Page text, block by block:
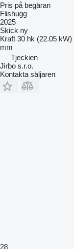
Pris på begäran
Flishugg
2025
Skick ny
Kraft 30 hk (22.05 kW)
mm
Tjeckien
Jirbo s.r.o.
Kontakta säljaren
28